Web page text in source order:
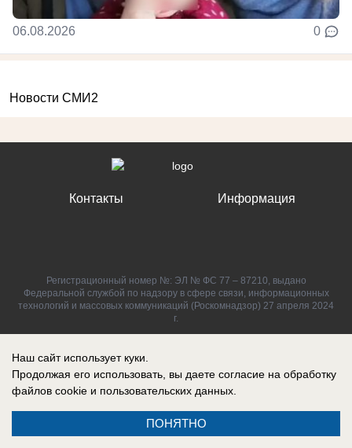
06.08.2026 0
Новости СМИ2
Контакты Информация
Регистрационный номер №: ЭЛ № ФС 77 – 87210, выдано
Федеральной службой по надзору в сфере связи, информационных
технологий и массовых коммуникаций (Роскомнадзор) 27 апреля 2024
г.
Наш сайт использует куки.
Продолжая его использовать, вы даете согласие на обработку
файлов cookie и пользовательских данных.
ПОНЯТНО